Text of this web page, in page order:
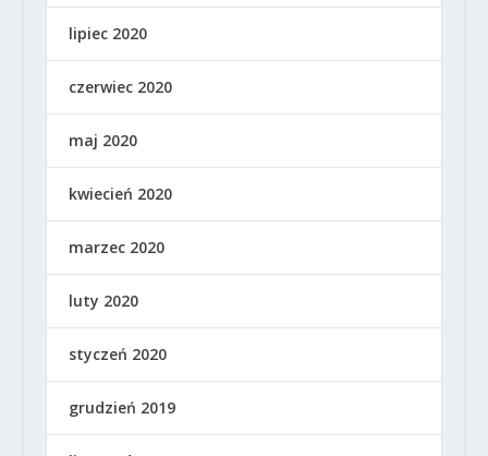
lipiec 2020
czerwiec 2020
maj 2020
kwiecień 2020
marzec 2020
luty 2020
styczeń 2020
grudzień 2019